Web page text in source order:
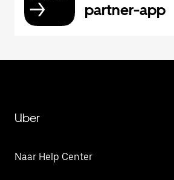
partner-app
Uber
Naar Help Center